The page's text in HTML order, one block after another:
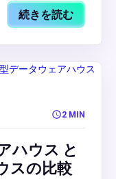
続きを読む
2 MIN
ハウス と
スの比較